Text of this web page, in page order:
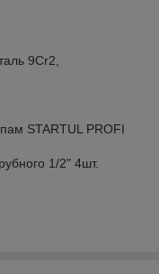
9Cr2,
STARTUL PROFI
1/2" 4шт.